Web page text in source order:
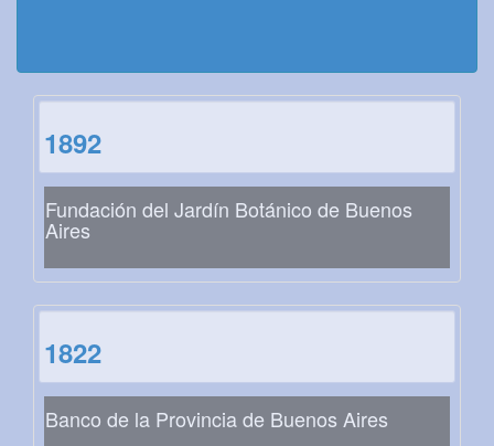
1892
Fundación del Jardín Botánico de Buenos
Aires
1822
Banco de la Provincia de Buenos Aires